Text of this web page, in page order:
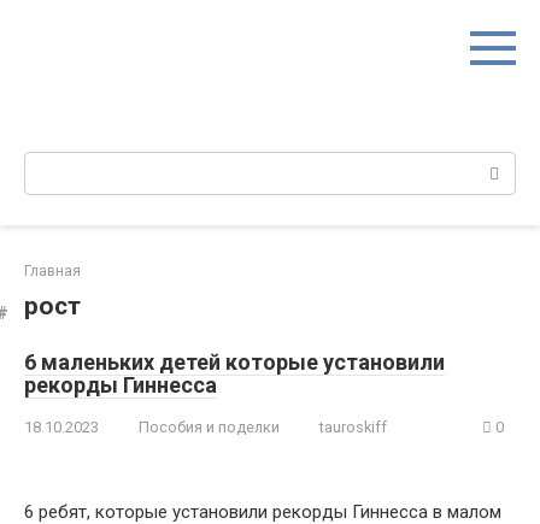
Поиск:
Главная
рост
6 маленьких детей которые установили
рекорды Гиннесса
18.10.2023 Пособия и поделки tauroskiff 0
6 ребят, которые установили рекорды Гиннесса в малом